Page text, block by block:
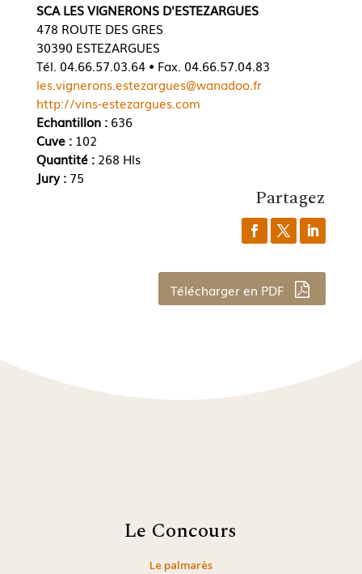
SCA LES VIGNERONS D'ESTEZARGUES
478 ROUTE DES GRES
30390 ESTEZARGUES
Tél. 04.66.57.03.64 • Fax. 04.66.57.04.83
les.vignerons.estezargues@wanadoo.fr
http://vins-estezargues.com
Echantillon :636
Cuve : 102
Quantité : 268 Hls
Jury : 75
Partagez
Télécharger en PDF
Le Concours
Le palmarès